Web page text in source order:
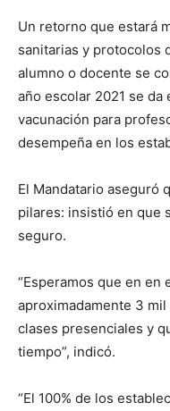
Un retorno que estará
sanitarias y protocolos
alumno o docente se
año escolar 2021 se
vacunación para
desempeña en los
El Mandatario aseguró
pilares: insistió en que
seguro.
“Esperamos que en en
aproximadamente 3
clases presenciales y
tiempo”, indicó.
“El 100% de los